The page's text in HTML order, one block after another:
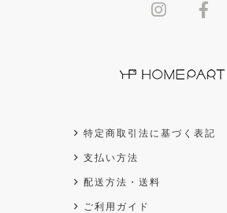
特定商取引法に基づく表記
支払い方法
配送方法・送料
ご利用ガイド